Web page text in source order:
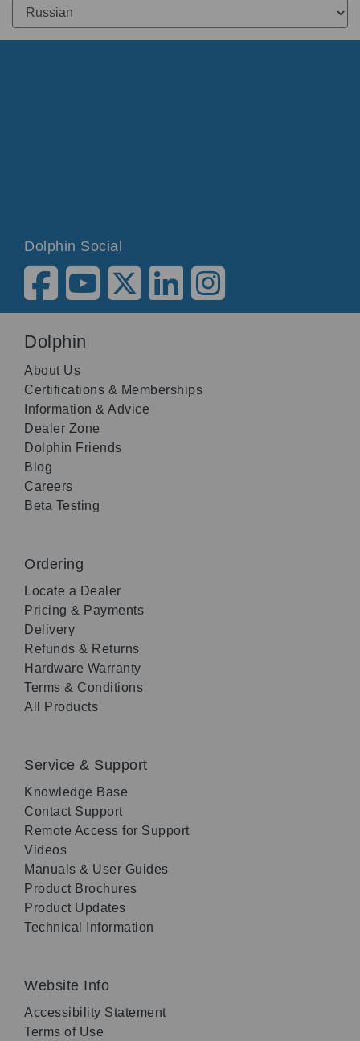
Dolphin Social
Dolphin
About Us
Certifications & Memberships
Information & Advice
Dealer Zone
Dolphin Friends
Blog
Careers
Beta Testing
Ordering
Locate a Dealer
Pricing & Payments
Delivery
Refunds & Returns
Hardware Warranty
Terms & Conditions
All Products
Service & Support
Knowledge Base
Contact Support
Remote Access for Support
Videos
Manuals & User Guides
Product Brochures
Product Updates
Technical Information
Website Info
Accessibility Statement
Terms of Use